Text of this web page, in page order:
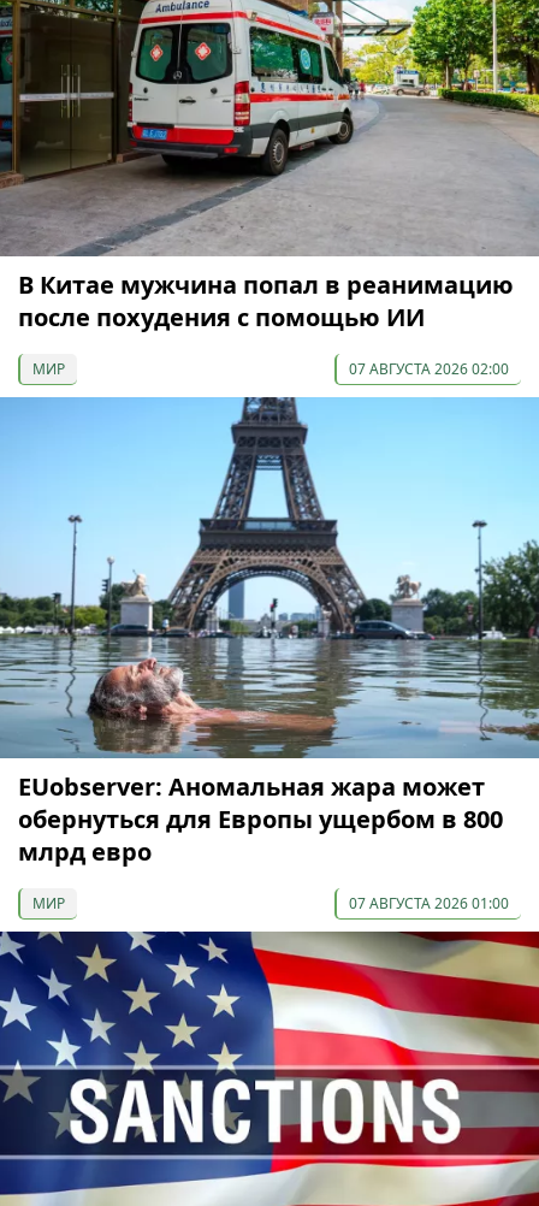
В Китае мужчина попал в реанимацию
после похудения с помощью ИИ
МИР 07 АВГУСТА 2026 02:00
EUobserver: Аномальная жара может
обернуться для Европы ущербом в 800
млрд евро
МИР 07 АВГУСТА 2026 01:00